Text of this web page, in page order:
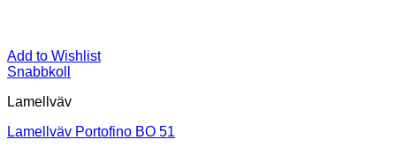
Add to Wishlist
Snabbkoll
Lamellväv
Lamellväv Portofino BO 51